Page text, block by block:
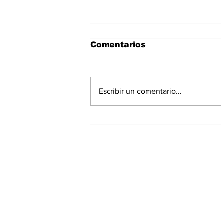
Comentarios
Escribir un comentario...